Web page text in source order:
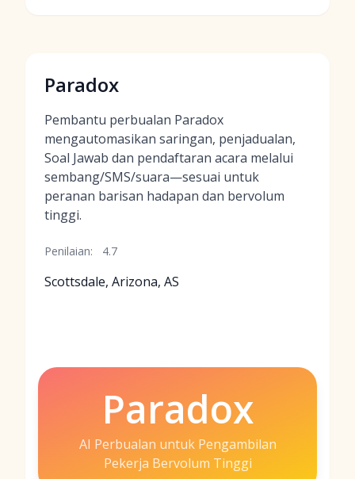
Paradox
Pembantu perbualan Paradox
mengautomasikan saringan, penjadualan,
Soal Jawab dan pendaftaran acara melalui
sembang/SMS/suara—sesuai untuk
peranan barisan hadapan dan bervolum
tinggi.
Penilaian: 4.7
Scottsdale, Arizona, AS
Paradox
AI Perbualan untuk Pengambilan
Pekerja Bervolum Tinggi